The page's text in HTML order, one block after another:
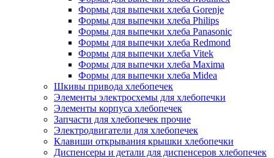
Формы для выпечки хлеба Gorenje
Формы для выпечки хлеба Philips
Формы для выпечки хлеба Panasonic
Формы для выпечки хлеба Redmond
Формы для выпечки хлеба Vitek
Формы для выпечки хлеба Maxima
Формы для выпечки хлеба Midea
Шкивы привода хлебопечек
Элементы электросхемы для хлебопечки
Элементы корпуса хлебопечек
Запчасти для хлебопечек прочие
Электродвигатели для хлебопечек
Клавиши открывания крышки хлебопечки
Диспенсеры и детали для диспенсеров хлебопечек